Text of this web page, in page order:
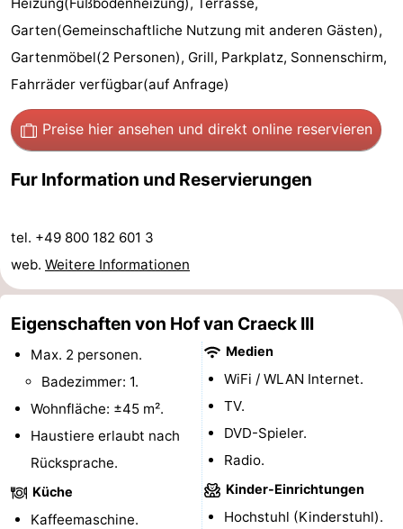
-
Minigolfplätze
Dörfer
&
Städte
Natur
Sport
-
Schwimmbader
-
Radfahren
-
Wandern
-
Golfplatze
-
Sportangeln
Essen
Garten(Gemeinschaftliche Nutzung mit anderen Gästen),
Gartenmöbel(2 Personen), Grill, Parkplatz, Sonnenschirm,
Fahrräder verfügbar(auf Anfrage)
Preise hier ansehen und direkt online reservieren
Fur Information und Reservierungen
tel. +49 800 182 601 3
web. Weitere Informationen
Eigenschaften von Hof van Craeck III
Max. 2 personen.
Badezimmer: 1.
Wohnfläche: ±45 m².
Haustiere erlaubt nach
Rücksprache.
Küche
Kaffeemaschine.
Medien
WiFi / WLAN Internet.
TV.
DVD-Spieler.
Radio.
Kinder-Einrichtungen
Hochstuhl (Kinderstuhl).